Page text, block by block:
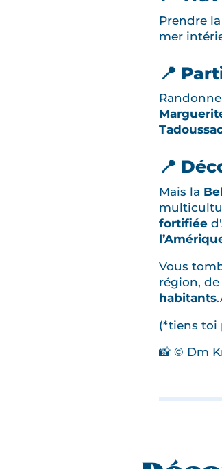
Prendre
mer
📍
📍
Mais la
fortifiée
Vous
région, de
habitants
(*tiens toi
📸 © Dm